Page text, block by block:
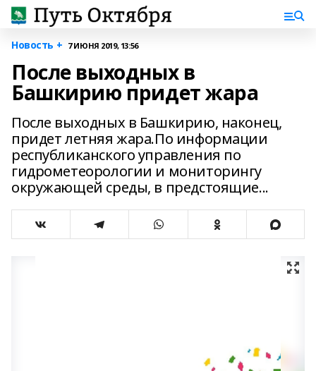
Новость + 7 ИЮНЯ 2019, 13:56
После выходных в
Башкирию придет жара
После выходных в Башкирию, наконец,
придет летняя жара.По информации
республиканского управления по
гидрометеорологии и мониторингу
окружающей среды, в предстоящие...